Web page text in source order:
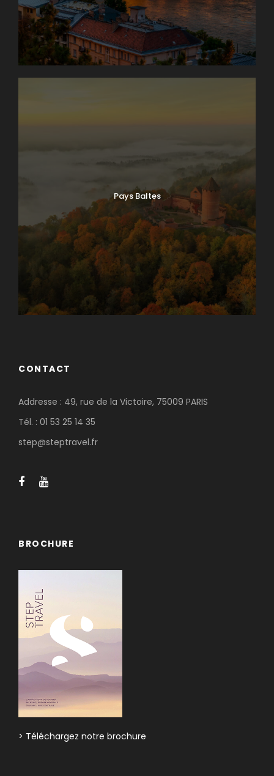
Pays Baltes
CONTACT
Addresse : 49, rue de la Victoire, 75009 PARIS
Tél. : 01 53 25 14 35
step@steptravel.fr
BROCHURE
> Téléchargez notre brochure